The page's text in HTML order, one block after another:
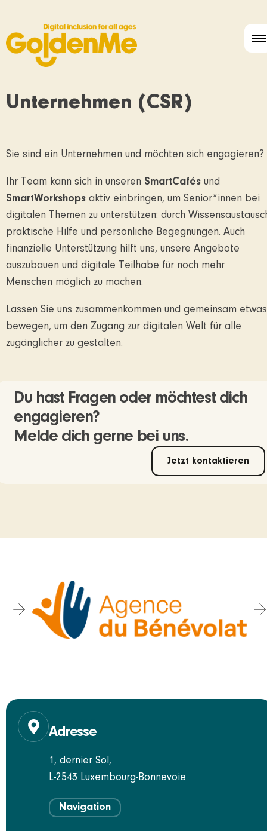
Unternehmen (CSR)
Sie sind ein Unternehmen und möchten sich engagieren?
Ihr Team kann sich in unseren SmartCafés und
SmartWorkshops aktiv einbringen, um Senior*innen bei
digitalen Themen zu unterstützen: durch
praktische Hilfe und persönliche Begegnungen. Auch
finanzielle Unterstützung hilft uns, unsere Angebote
auszubauen und digitale Teilhabe für noch mehr
Menschen möglich zu machen.
Lassen Sie uns zusammenkommen und gemeinsam etwas
bewegen, um den Zugang zur digitalen Welt für alle
zugänglicher zu gestalten.
Du hast Fragen oder möchtest dich
engagieren?
Melde dich gerne bei uns.
Jetzt kontaktieren
Adresse
1, dernier Sol,
L-2543 Luxembourg-Bonnevoie
Navigation